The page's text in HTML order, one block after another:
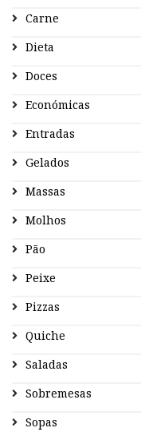
Carne
Dieta
Doces
Económicas
Entradas
Gelados
Massas
Molhos
Pão
Peixe
Pizzas
Quiche
Saladas
Sobremesas
Sopas